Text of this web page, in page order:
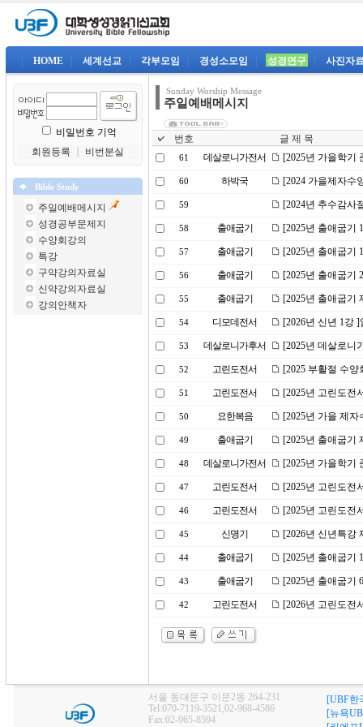
HOME 세계선교 각부모임 경성소모임 성경연구 사진자
비밀번호 기억
회원등록
비번분실
Bible Study
주일예배메시지
성경공부문제지
수양회강의
특강
구약강의자료실
신약강의자료실
강의안책자
Sunday Worship Message
주일예배메시지
번호 글 제 목
61 데살로니가전서 [2025년 가을학기
60 하박국 [2024 가을제자수
59 [2024년 추수감사
58 출애굽기 [2025년 출애굽기
57 출애굽기 [2025년 출애굽기
56 출애굽기 [2025년 출애굽기
55 출애굽기 [2025년 출애굽기
54 디모데전서 [2026년 신년 1강
53 데살로니가후서 [2025년 데살로니
52 고린도전서 [2025 부활절 수
51 고린도전서 [2025년 고린도전
50 요한복음 [2025년 가을 제
49 출애굽기 [2025년 출애굽기
48 데살로니가전서 [2025년 가을학기
47 고린도전서 [2025년 고린도전
46 고린도전서 [2025년 고린도전
45 신명기 [2026년 신년특강
44 출애굽기 [2025년 출애굽기
43 출애굽기 [2025년 출애굽기
42 고린도전서 [2026년 고린도전
서울 동대문구 이문2동 264-231
Tel:070-7119-3521,02-968-4586
Fax:02-965-8594
[UBF한
[뉴욕